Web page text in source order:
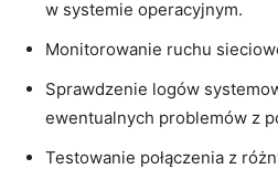
w‍ systemie operacyjnym.
Monitorowanie ⁣ruchu
Sprawdzenie logów
ewentualnych problemów z
Testowanie⁢ połączenia z